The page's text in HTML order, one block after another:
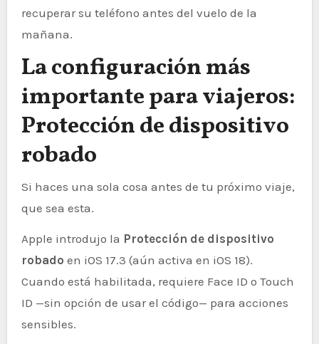
recuperar su teléfono antes del vuelo de la
mañana.
La configuración más
importante para viajeros:
Protección de dispositivo
robado
Si haces una sola cosa antes de tu próximo viaje,
que sea esta.
Apple introdujo la Protección de dispositivo
robado en iOS 17.3 (aún activa en iOS 18).
Cuando está habilitada, requiere Face ID o Touch
ID —sin opción de usar el código— para acciones
sensibles.